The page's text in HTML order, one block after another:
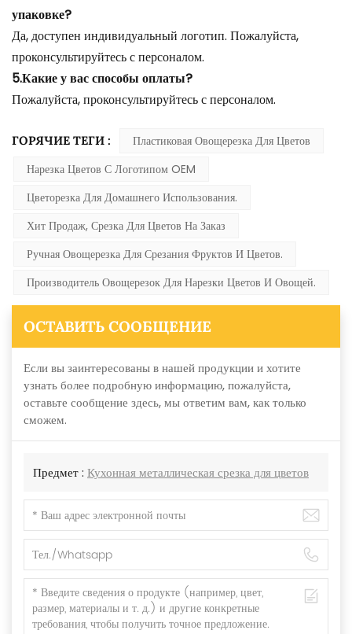
упаковке?
Да, доступен индивидуальный логотип. Пожалуйста,
проконсультируйтесь с персоналом.
5.Какие у вас способы оплаты?
Пожалуйста, проконсультируйтесь с персоналом.
ГОРЯЧИЕ ТЕГИ :
Пластиковая Овощерезка Для Цветов
Нарезка Цветов С Логотипом OEM
Цветорезка Для Домашнего Использования.
Хит Продаж, Срезка Для Цветов На Заказ
Ручная Овощерезка Для Срезания Фруктов И Цветов.
Производитель Овощерезок Для Нарезки Цветов И Овощей.
ОСТАВИТЬ СООБЩЕНИЕ
Если вы заинтересованы в нашей продукции и хотите
узнать более подробную информацию, пожалуйста,
оставьте сообщение здесь, мы ответим вам, как только
сможем.
Предмет : Кухонная металлическая срезка для цветов